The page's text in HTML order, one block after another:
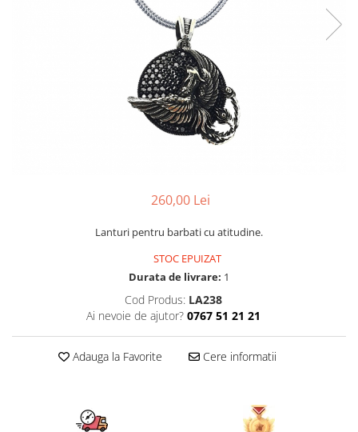
260,00 Lei
Lanturi pentru barbati cu atitudine.
STOC EPUIZAT
Durata de livrare: 1
Cod Produs: LA238
Ai nevoie de ajutor? 0767 51 21 21
Adauga la Favorite Cere informatii